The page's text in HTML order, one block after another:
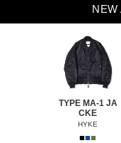
NEW
TYPE MA-1 JA
CKE
HYKE
■■■